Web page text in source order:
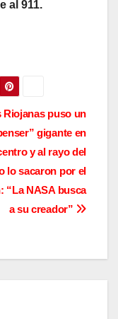
al 911.
Riojanas puso un
gigante en
y al rayo del
lo sacaron por el
“La NASA busca
a su creador”